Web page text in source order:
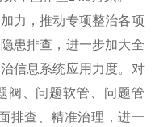
，推动专项整治各项
患排查，进一步加大全
信息系统应用力度。对
阀、问题软管、问题管
排查、精准治理，进一